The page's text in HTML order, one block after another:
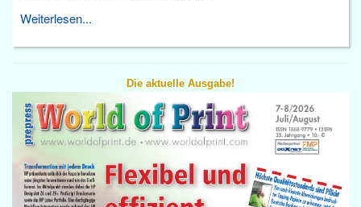
Weiterlesen...
Die aktuelle Ausgabe!